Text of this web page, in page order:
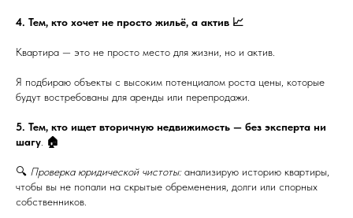
4. Тем, кто хочет не просто жильё, а актив 📈
Квартира — это не просто место для жизни, но и актив.
Я подбираю объекты с высоким потенциалом роста цены, которые
будут востребованы для аренды или перепродажи.
5. Тем, кто ищет вторичную недвижимость — без эксперта ни
шагу. 🏠
🔍 Проверка юридической чистоты:анализирую историю квартиры,
чтобы вы не попали на скрытые обременения, долги или спорных
собственников.